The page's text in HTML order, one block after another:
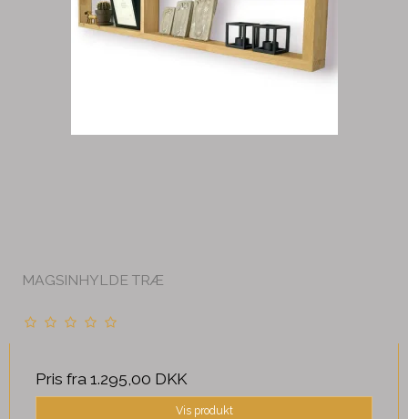
MAGSINHYLDE TRÆ
Pris fra 1.295,00 DKK
Vis produkt